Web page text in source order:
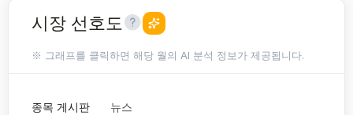
시장 선호도
※ 그래프를 클릭하면 해당 월의 AI 분석 정보가 제공됩니다.
종목 게시판 뉴스